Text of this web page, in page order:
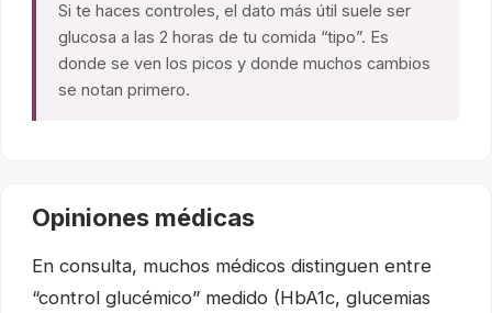
Si te haces controles, el dato más útil suele ser
glucosa a las 2 horas de tu comida “tipo”. Es
donde se ven los picos y donde muchos cambios
se notan primero.
Opiniones médicas
En consulta, muchos médicos distinguen entre
“control glucémico” medido (HbA1c, glucemias